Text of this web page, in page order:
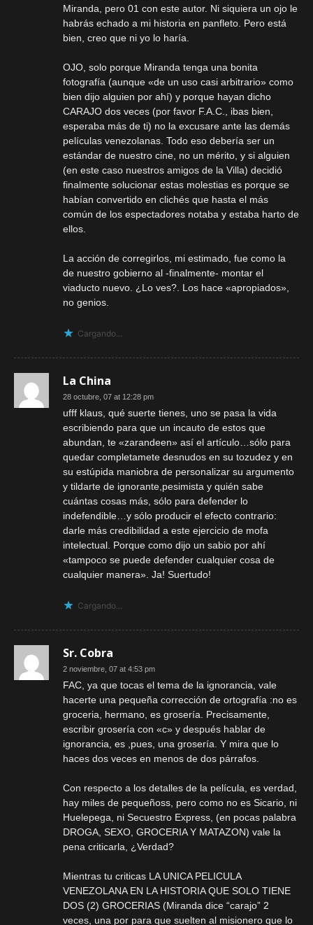
Miranda, pero 01 con este autor. Ni siquiera un ojo le
habrás echado a mi historia en panfleto. Pero está
bien, creo que ni yo lo haría.
OJO, solo porque Miranda tenga una bonita
fotografía (aunque «de un uso casi arbitrario» como
bien dijo alguien por ahí) y porque hayan dicho
CARAJO dos veces (por favor F.A.C., ibas bien,
esperaba más de ti) no la excusare ante las demás
películas venezolanas. Todo eso debería ser un
estándar de nuestro cine, no un mérito, y si alguien
(en este caso nuestros amigos de la Villa) decidió
finalmente solucionar estas molestias es porque se
habían convertido en clichés que hasta el más
común de los espectadores notaba y estaba harto de
ellos.
La acción de corregirlos, mi estimado, fue como la
de nuestro gobierno al -finalmente- montar el
viaducto nuevo. ¿Lo ves?. Los hace «apropiados»,
no genios.
Cargando...
La China
28 octubre, 07 at 12:28 pm
ufff klaus, qué suerte tienes, uno se pasa la vida
escribiendo para que un incauto de estos que
abundan, te «zarandeen» así el artículo…sólo para
quedar completamete desnudos en su tozudez y en
su estúpida maniobra de personalizar su argumento
y tildarte de ignorante,pesimista y quién sabe
cuántas cosas más, sólo para defender lo
indefendible…y sólo producir el efecto contrario:
darle más credibilidad a este ejercicio de mofa
intelectual. Porque como dijo un sabio por ahí
«tampoco se puede defender cualquier cosa de
cualquier manera». Ja! Suertudo!
Cargando...
Sr. Cobra
2 noviembre, 07 at 4:53 pm
FAC, ya que tocas el tema de la ignorancia, vale
hacerte una pequeña corrección de ortografía :no es
groceria, hermano, es grosería. Precisamente,
escribir grosería con «c» y después hablar de
ignorancia, es ,pues, una grosería. Y mira que lo
haces dos veces en menos de dos párrafos.
Con respecto a los detalles de la película, es verdad,
hay miles de pequeñoss, pero como no es Sicario, ni
Huelepega, ni Secuestro Express, (en pocas palabra
DROGA, SEXO, GROCERIA Y MATAZON) vale la
pena criticarla, ¿Verdad?
Mientras tu criticas LA UNICA PELICULA
VENEZOLANA EN LA HISTORIA QUE SOLO TIENE
DOS (2) GROCERIAS (Miranda dice “carajo” 2
veces, una por para que suelten al misionero que lo